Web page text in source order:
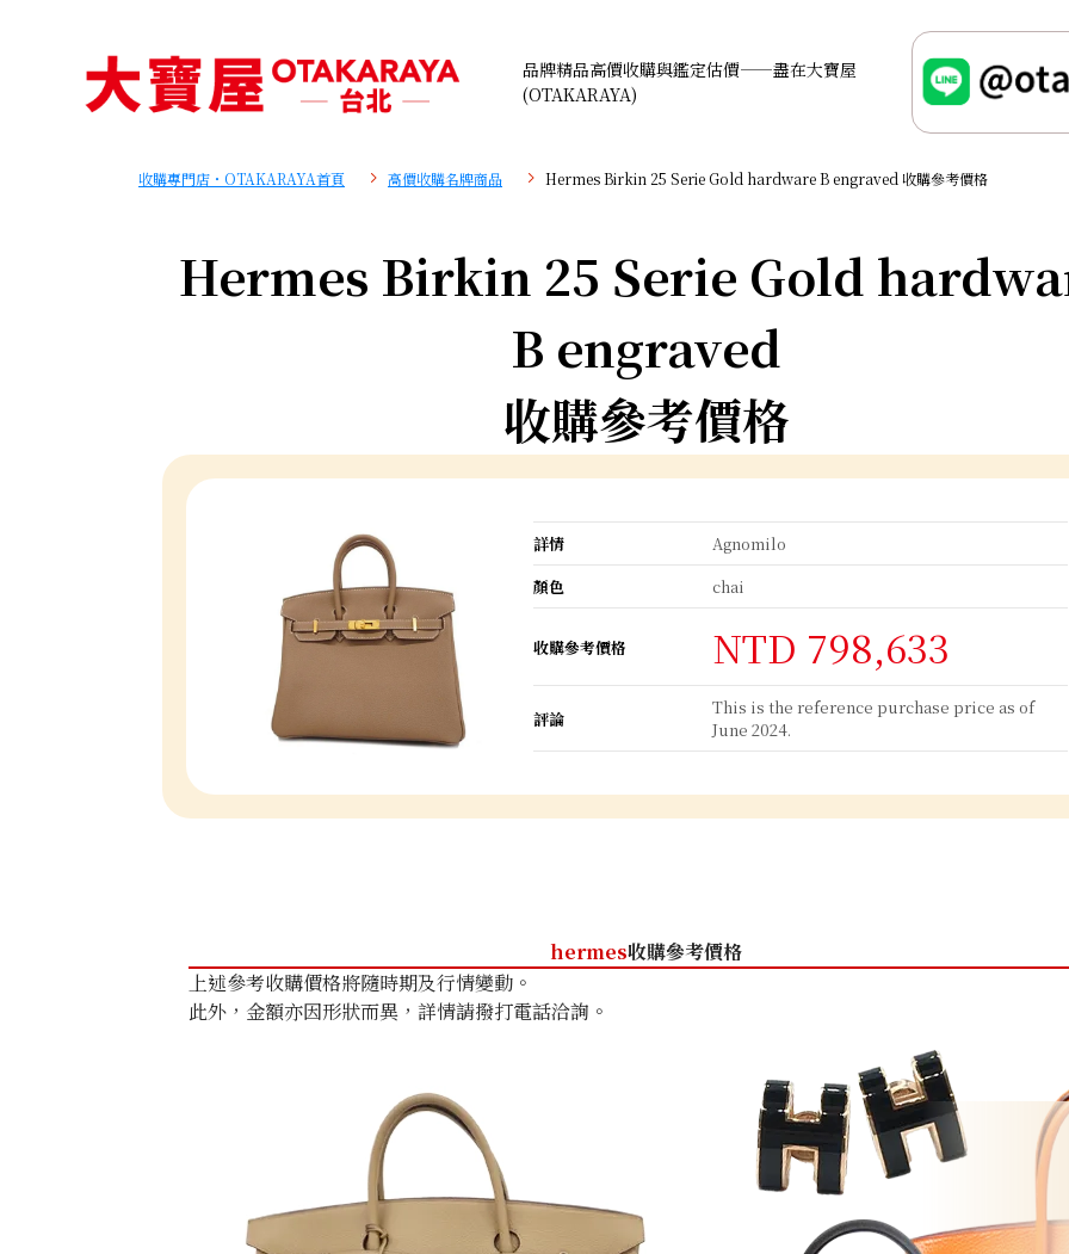
品牌精品高價收購與鑑定估價——盡在大寶屋
(OTAKARAYA)
收購專門店・OTAKARAYA首頁 高價收購名牌商品 Hermes Birkin 25 Serie Gold hardware B engraved 收購參考價格
Hermes Birkin 25 Serie Gold
B engraved
收購參考價格
詳情
Agnomilo
顏色
chai
收購參考價格 NTD 798,633
評論
This is the reference purchase price as of
June 2024.
hermes收購參考價格
上述參考收購價格將隨時期及行情變動。
此外，金額亦因形狀而異，詳情請撥打電話洽詢。